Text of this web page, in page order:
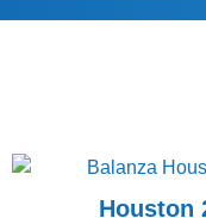
Houston